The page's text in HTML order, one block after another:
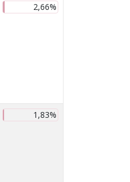
2,66%
1,83%